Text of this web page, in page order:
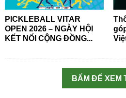
PICKLEBALL VITAR
OPEN 2026 – NGÀY HỘI
KẾT NỐI CỘNG ĐỒNG...
BẤM ĐỂ XEM